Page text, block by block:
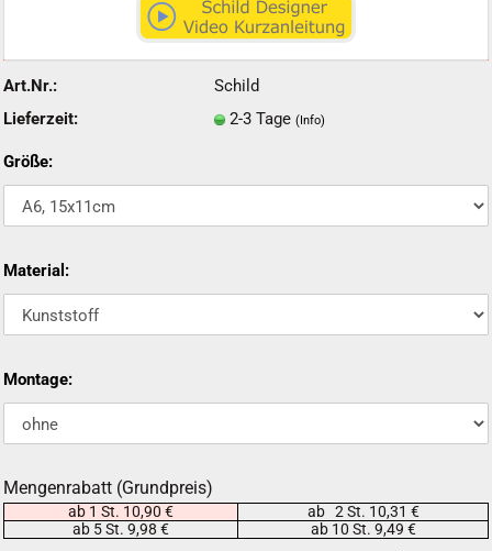
Art.Nr.:
Schild
Lieferzeit:
2-3 Tage (Info)
Größe:
Material:
Montage:
Mengenrabatt (Grundpreis)
ab 1 St. 10,90 €
ab 2 St. 10,31 €
ab 5 St. 9,98 €
ab 10 St. 9,49 €